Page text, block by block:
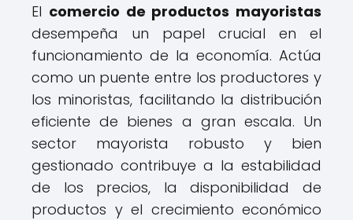
El comercio de productos mayoristas
desempeña un papel crucial en el
funcionamiento de la economía. Actúa
como un puente entre los productores y
los minoristas, facilitando la distribución
eficiente de bienes a gran escala. Un
sector mayorista robusto y bien
gestionado contribuye a la estabilidad
de los precios, la disponibilidad de
productos y el crecimiento económico